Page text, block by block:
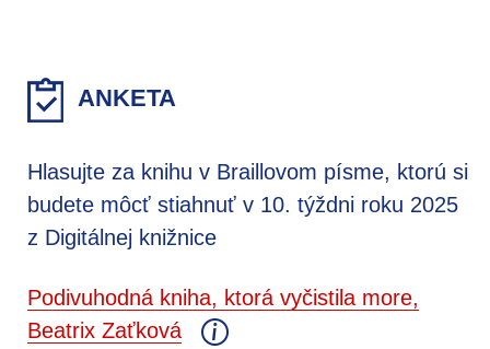
ANKETA
Hlasujte za knihu v Braillovom písme, ktorú si
budete môcť stiahnuť v 10. týždni roku 2025
z Digitálnej knižnice
Podivuhodná kniha, ktorá vyčistila more,
Beatrix Zaťková